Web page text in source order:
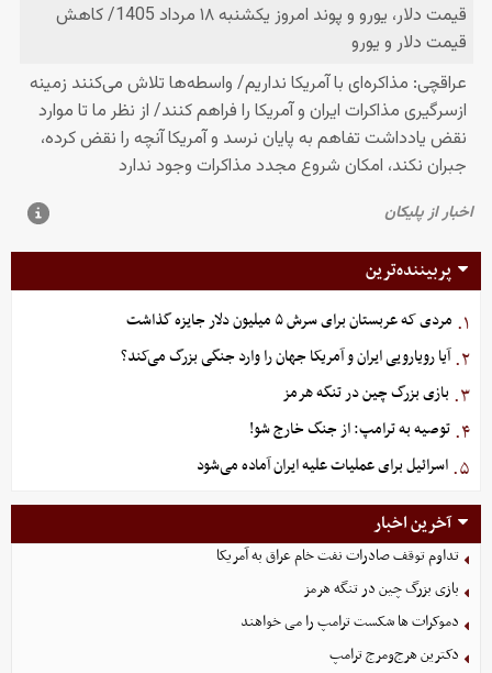
پربیننده‌ترین
۱. مردی که عربستان برای سرش ۵ میلیون دلار جایزه گذاشت
۲. آیا رویارویی ایران و آمریکا جهان را وارد جنگی بزرگ می‌کند؟
۳. بازی بزرگ چین در تنگه هرمز
۴. توصیه به ترامپ: از جنگ خارج شو!
۵. اسرائیل برای عملیات علیه ایران آماده می‌شود
آخرین اخبار
تداوم توقف صادرات نفت خام عراق به آمریکا
بازی بزرگ چین در تنگه هرمز
دموکرات ها شکست ترامپ را می خواهند
دکترین هرج‌ومرج ترامپ